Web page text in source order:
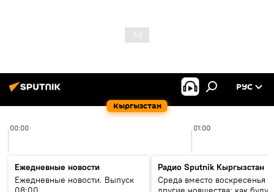
Кыргызстан
РУС
00:00 01:00
Ежедневные новости
Ежедневные новости. Выпуск
Радио Sputnik Кыргызстан
Среда вместо воскресенья и